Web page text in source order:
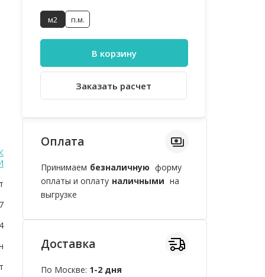
м2 п.м.
В корзину
Заказать расчет
Оплата
Принимаем безналичную форму
оплаты и оплату наличными на
выгрузке
Доставка
По Москве: 1-2 дня